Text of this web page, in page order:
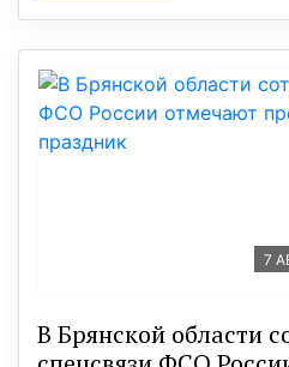
7
В Брянской области